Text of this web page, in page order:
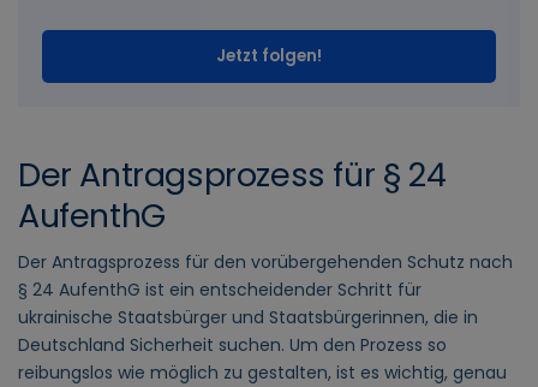
Jetzt folgen!
Der Antragsprozess für § 24
AufenthG
Der Antragsprozess für den vorübergehenden Schutz nach
§ 24 AufenthG ist ein entscheidender Schritt für
ukrainische Staatsbürger und Staatsbürgerinnen, die in
Deutschland Sicherheit suchen. Um den Prozess so
reibungslos wie möglich zu gestalten, ist es wichtig, genau